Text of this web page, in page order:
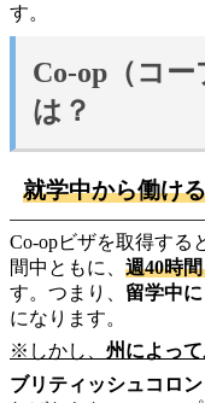
す。
Co-op（コ
は？
就学中から働ける
Co-opビザを取得する
間中ともに、 週40時間
す。つまり、 留学中
になります。
※しかし、 州によっ
ブリティッシュコロン